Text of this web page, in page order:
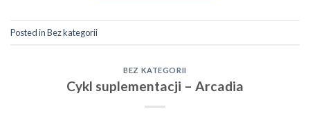
Posted inBez kategorii
BEZ KATEGORII
Cykl suplementacji – Arcadia